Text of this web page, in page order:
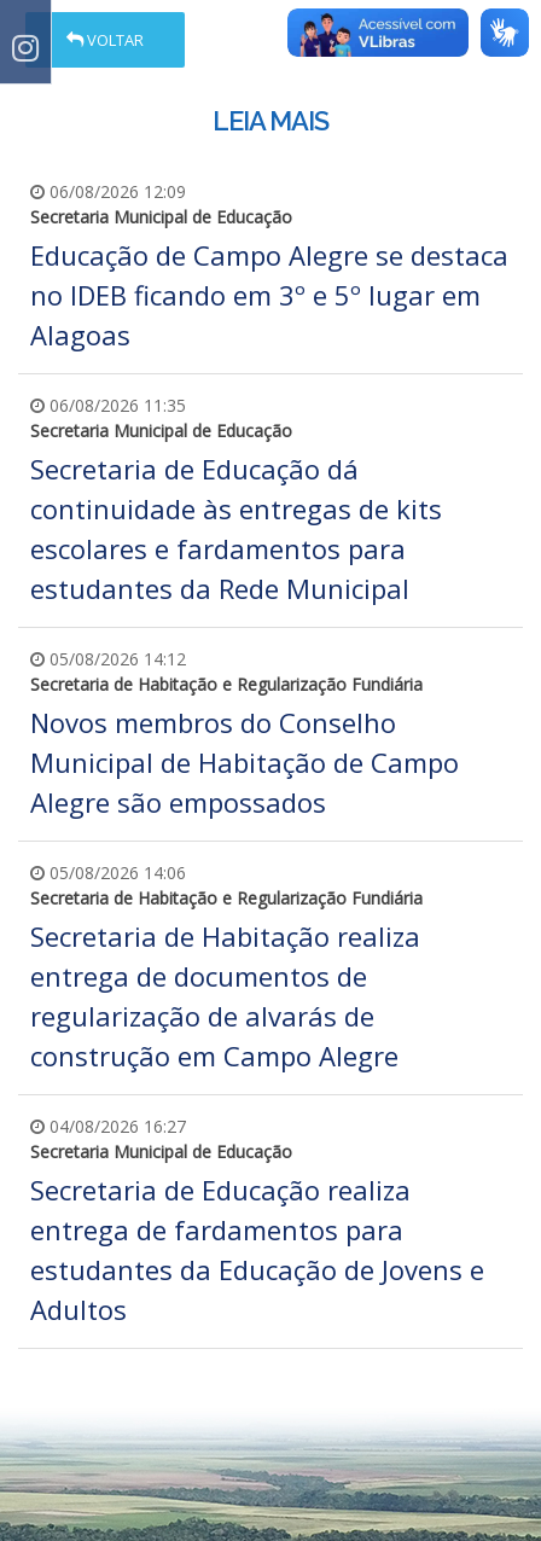
VOLTAR
LEIA MAIS
06/08/2026 12:09
Secretaria Municipal de Educação
Educação de Campo Alegre se destaca
no IDEB ficando em 3º e 5º lugar em
Alagoas
06/08/2026 11:35
Secretaria Municipal de Educação
Secretaria de Educação dá
continuidade às entregas de kits
escolares e fardamentos para
estudantes da Rede Municipal
05/08/2026 14:12
Secretaria de Habitação e Regularização Fundiária
Novos membros do Conselho
Municipal de Habitação de Campo
Alegre são empossados
05/08/2026 14:06
Secretaria de Habitação e Regularização Fundiária
Secretaria de Habitação realiza
entrega de documentos de
regularização de alvarás de
construção em Campo Alegre
04/08/2026 16:27
Secretaria Municipal de Educação
Secretaria de Educação realiza
entrega de fardamentos para
estudantes da Educação de Jovens e
Adultos